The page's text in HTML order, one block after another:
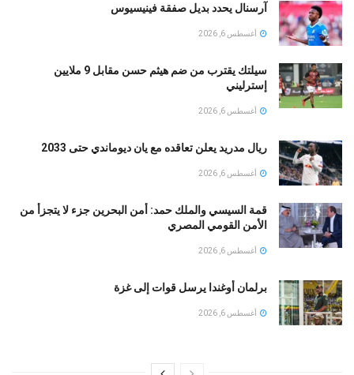
آرسنال يحدد بديل صفقة فينيسيوس
أغسطس 6, 2026
سيلتك يقترب من ضم هيثم حسن مقابل 9 ملايين
إسترليني
أغسطس 6, 2026
ريال مدريد يعلن تعاقده مع يان ديوماندي حتى 2033
أغسطس 6, 2026
قمة السيسي والملك حمد: أمن البحرين جزء لا يتجزأ من
الأمن القومي المصري
أغسطس 6, 2026
برلمان أوغندا يرسل قوات إلى غزة
أغسطس 6, 2026